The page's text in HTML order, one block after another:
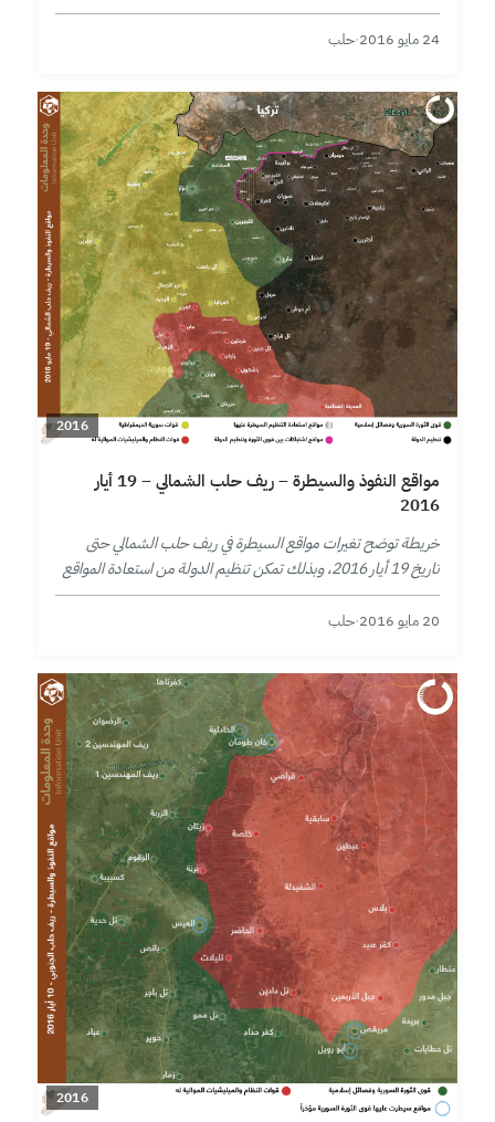
24 مايو 2016 ·حلب
2016
مواقع النفوذ والسيطرة – ريف حلب الشمالي – 19 أيار
2016
خريطة توضح تغيرات مواقع السيطرة في ريف حلب الشمالي حتى
تاريخ 19 أيار 2016، وبذلك تمكن تنظيم الدولة من استعادة المواقع
التي كان قد خسرها لصالح قوى الثورة السورية في…
20 مايو 2016 ·حلب
2016